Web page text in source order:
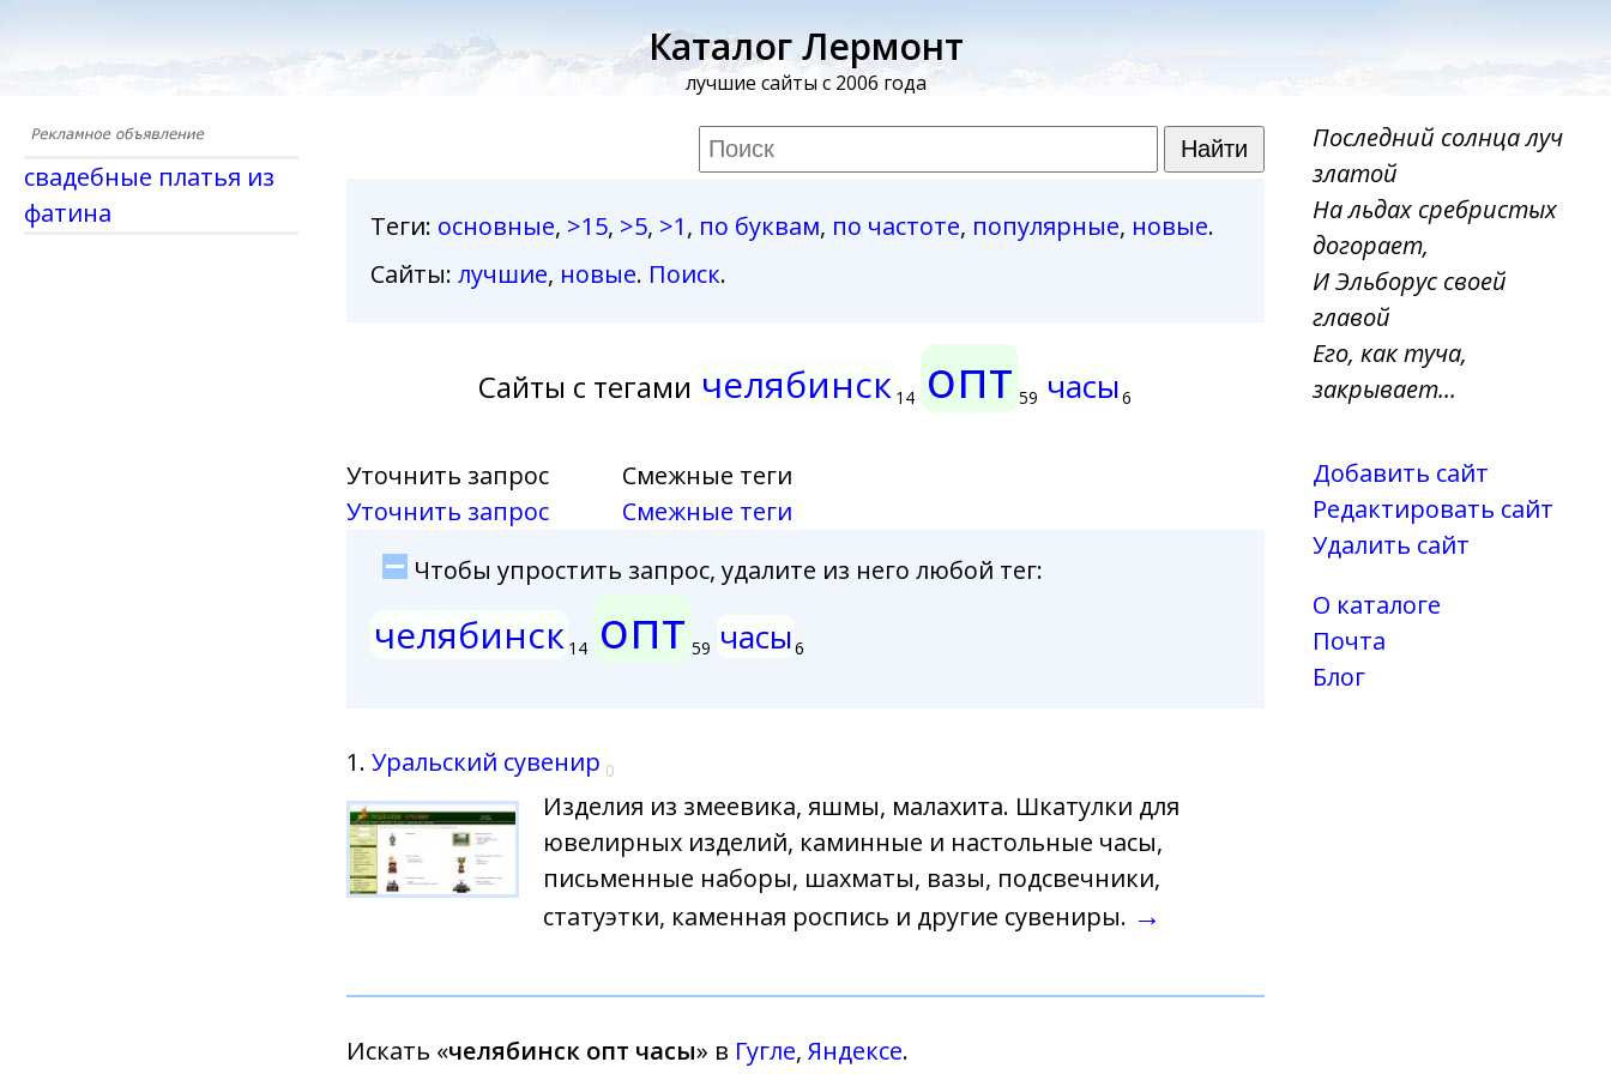
Каталог Лермонт
лучшие сайты с 2006 года
свадебные платья из
фатина
Теги: основные, >15, >5, >1, по буквам, по частоте, популярные, новые.
Сайты: лучшие, новые. Поиск.
Сайты с тегами челябинск 14 опт 59 часы6
Уточнить запрос
Уточнить запрос
Смежные теги
Смежные теги
Чтобы упростить запрос, удалите из него любой тег:
челябинск 14 опт 59 часы6
1. Уральский сувенир 0
Изделия из змеевика, яшмы, малахита. Шкатулки для
ювелирных изделий, каминные и настольные часы,
письменные наборы, шахматы, вазы, подсвечники,
статуэтки, каменная роспись и другие сувениры. →
Искать «челябинск опт часы» в Гугле, Яндексе.
Последний солнца луч
златой
На льдах сребристых
догорает,
И Эльборус своей
главой
Его, как туча,
закрывает...
Добавить сайт
Редактировать сайт
Удалить сайт
О каталоге
Почта
Блог